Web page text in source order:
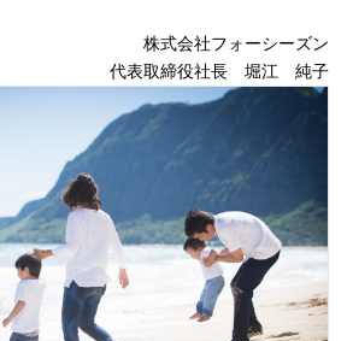
株式会社フォーシーズン
代表取締役社長 堀江 純子